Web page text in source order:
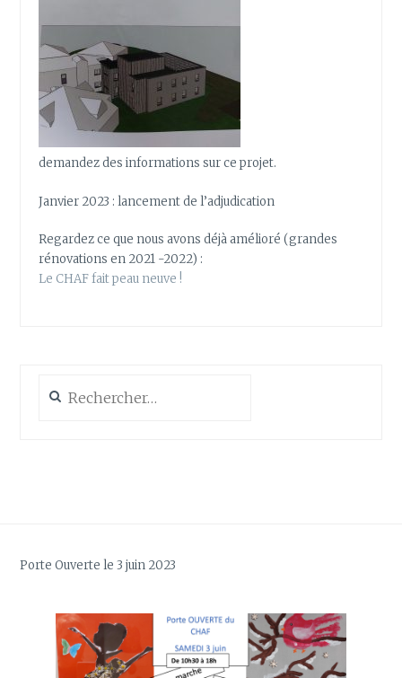
demandez des informations sur ce projet.
Janvier 2023 : lancement de l’adjudication
Regardez ce que nous avons déjà amélioré (grandes
rénovations en 2021 -2022) :
Le CHAF fait peau neuve !
Porte Ouverte le 3 juin 2023